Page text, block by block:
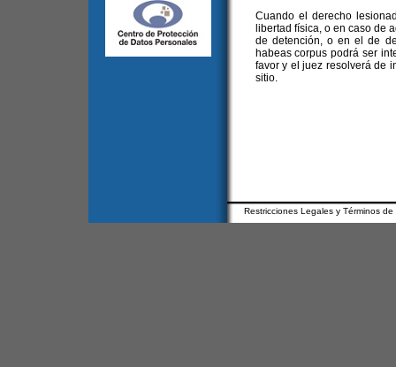
Cuando el derecho
libertad física, o en caso de
de detención, o en el de
habeas corpus podrá ser
favor y el juez resolverá de
sitio.
Restricciones Legales y Términos de